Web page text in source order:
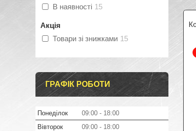
В наявності 15
Акція
Товари зі знижками 15
ГРАФІК РОБОТИ
Понеділок 09:00
18:00
Вівторок
09:00
18:00